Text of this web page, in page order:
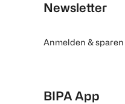
Newsletter
Anmelden & sparen
BIPA App